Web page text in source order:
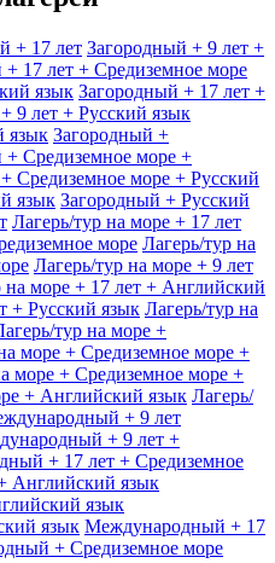
+ 17 лет Загородный + 9 лет +
+ 17 лет + Средиземное море
язык Загородный + 17 лет +
9 лет + Русский язык
язык Загородный +
+ Средиземное море +
Средиземное море + Русский
язык Загородный + Русский
Лагерь/тур на море + 17 лет
море Лагерь/тур на
Лагерь/тур на море + 9 лет
на море + 17 лет + Английский
+ Русский язык Лагерь/тур на
тур на море +
море + Средиземное море +
море + Средиземное море +
+ Английский язык Лагерь/
+ 9 лет
+ 9 лет +
+ 17 лет + Средиземное
Английский язык
язык
язык Международный + 17
+ Средиземное море